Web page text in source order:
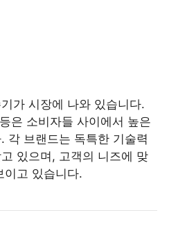
가 시장에 나와 있습니다.
등은 소비자들 사이에서 높은
각 브랜드는 독특한 기술력
있으며, 고객의 니즈에 맞
이고 있습니다.